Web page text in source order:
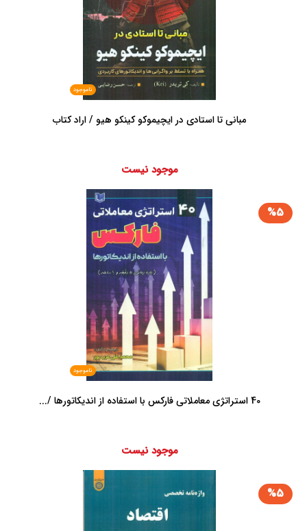
ناموجود
مبانی تا استادی در ایچیموکو کینکو هیو / اراد کتاب
موجود نیست
%5
ناموجود
40 استراتژی معاملاتی فارکس با استفاده از اندیکاتورها /...
موجود نیست
%5